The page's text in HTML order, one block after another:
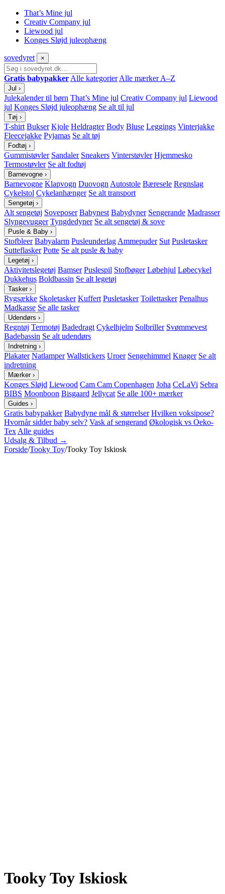
That’s Mine jul
Creativ Company jul
Liewood jul
Konges Sløjd juleophæng
sovedyret ×
Gratis babypakker Alle kategorier Alle mærker A–Z
Jul ›
Julekalender til børn That’s Mine jul Creativ Company jul Liewood
jul Konges Sløjd juleophæng Se alt til jul
Tøj ›
T-shirt Bukser Kjole Heldragter Body Bluse Leggings Vinterjakke
Fleecejakke Pyjamas Se alt tøj
Fodtøj ›
Gummistøvler Sandaler Sneakers Vinterstøvler Hjemmesko
Termostøvler Se alt fodtøj
Barnevogne ›
Barnevogne Klapvogn Duovogn Autostole Bæresele Regnslag
Cykelstol Cykelanhænger Se alt transport
Sengetøj ›
Alt sengetøj Soveposer Babynest Babydyner Sengerande Madrasser
Slyngevugger Tyngdedyner Se alt sengetøj & sove
Pusle & Baby ›
Stofbleer Babyalarm Pusleunderlag Ammepuder Sut Pusletasker
Sutteflasker Potte Se alt pusle & baby
Legetøj ›
Aktivitetslegetøj Bamser Puslespil Stofbøger Løbehjul Løbecykel
Dukkehus Boldbassin Se alt legetøj
Tasker ›
Rygsække Skoletasker Kuffert Pusletasker Toilettasker Penalhus
Madkasse Se alle tasker
Udendørs ›
Regntøj Termotøj Badedragt Cykelhjelm Solbriller Svømmevest
Badebassin Se alt udendørs
Indretning ›
Plakater Natlamper Wallstickers Uroer Sengehimmel Knager Se alt
indretning
Mærker ›
Konges Sløjd Liewood Cam Cam Copenhagen Joha CeLaVi Sebra
BIBS Moonboon Bisgaard Jellycat Se alle 100+ mærker
Guides ›
Gratis babypakker Babydyne mål & størrelser Hvilken voksipose?
Hvornår sidder baby selv? Vask af sengerand Økologisk vs Oeko-
Tex Alle guides
Udsalg & Tilbud →
Forside/Tooky Toy/Tooky Toy Iskiosk
Tooky Toy Iskiosk